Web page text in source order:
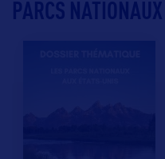
PARCS NATIONAUX